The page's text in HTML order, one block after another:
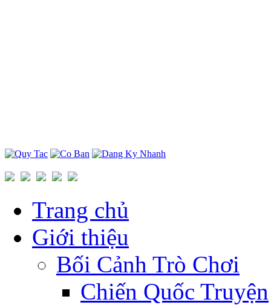
Trang chủ
Giới thiệu
Bối Cảnh Trò Chơi
Chiến Quốc Truyện